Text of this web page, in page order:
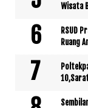
Wisata
RSUD
Ruang